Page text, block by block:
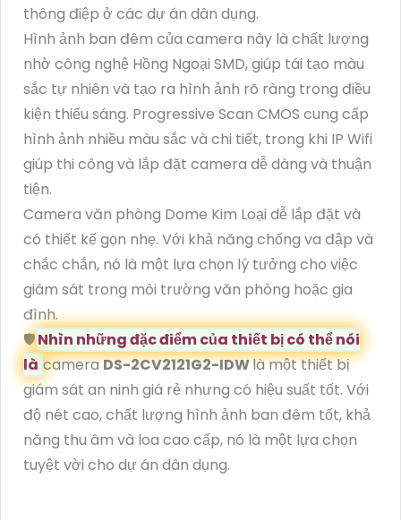
thông điệp ở các dự án dân dụng.
Hình ảnh ban đêm của camera này là chất lượng
nhờ công nghệ Hồng Ngoại SMD, giúp tái tạo màu
sắc tự nhiên và tạo ra hình ảnh rõ ràng trong điều
kiện thiếu sáng. Progressive Scan CMOS cung cấp
hình ảnh nhiều màu sắc và chi tiết, trong khi IP Wifi
giúp thi công và lắp đặt camera dễ dàng và thuận
tiện.
Camera văn phòng Dome Kim Loại dễ lắp đặt và
có thiết kế gọn nhẹ. Với khả năng chống va đập và
chắc chắn, nó là một lựa chọn lý tưởng cho việc
giám sát trong môi trường văn phòng hoặc gia
đình.
🛡Nhìn những đặc điểm của thiết bị có thể nói
làcameraDS-2CV2121G2-IDWlà một thiết bị
giám sát an ninh giá rẻ nhưng có hiệu suất tốt. Với
độ nét cao, chất lượng hình ảnh ban đêm tốt, khả
năng thu âm và loa cao cấp, nó là một lựa chọn
tuyệt vời cho dự án dân dụng.